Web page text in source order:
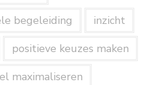
begeleiding
inzicht
positieve keuzes maken
maximaliseren